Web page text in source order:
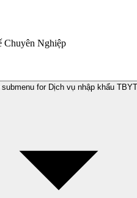
Chuyên Nghiệp
submenu for Dịch vụ nhập khẩu TBYT